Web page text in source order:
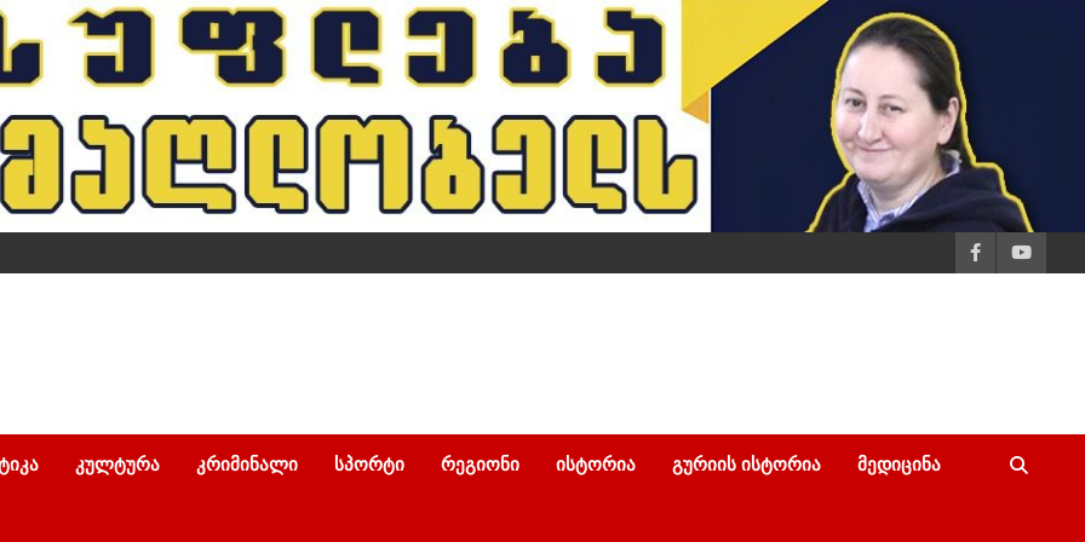
ᲙᲣᲚᲢᲣᲠᲐ ᲙᲠᲘᲛᲘᲜᲐᲚᲘ ᲡᲞᲝᲠᲢᲘ ᲠᲔᲒᲘᲝᲜᲘ ᲘᲡᲢᲝᲠᲘᲐ ᲒᲣᲠᲘᲘᲡ ᲘᲡᲢᲝᲠᲘᲐ ᲛᲔᲓᲘᲪᲘᲜᲐ